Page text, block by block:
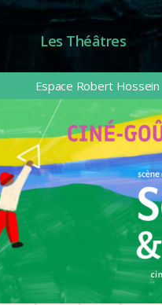
Les Théâtres
Espace Robert Hossein